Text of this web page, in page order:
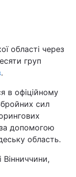
області через
груп
.
в офіційному
сил
допомогою
область.
Вінниччини,